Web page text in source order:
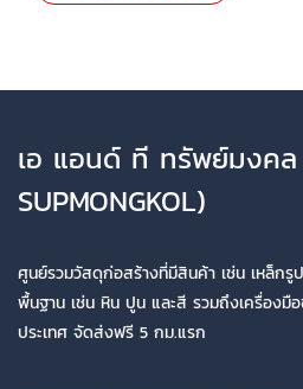
เอ แอนด์ ที ทรัพย์มงค
SUPMONGKOL)
ศูนย์รวมวัสดุก่อสร้างที่มีสินค้า เช่น เหล็ก
พื้นฐาน เช่น หิน ปูน และสี รวมถึงเครื่องมื
ประเทศ จัดส่งฟรี 5 กม.แรก